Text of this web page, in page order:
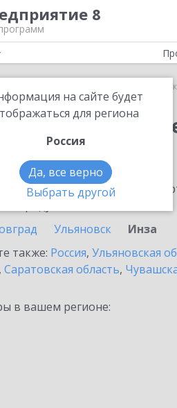
8
на сайте будет
для региона
Россия
Да, все верно
Выбрать другой
1С:Сканер
с информационными
продукта.
Ульяновск
Инза
также: Россия, Ульяновская
, Саратовская область,
в вашем регионе: